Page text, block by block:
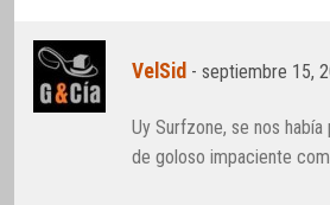
VelSid -septiembre 15,
Uy Surfzone, se nos
de goloso impaciente